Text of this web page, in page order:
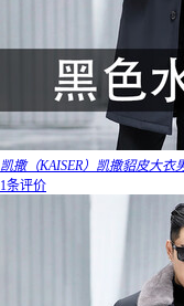
凯撒（KAISER）凯撒貂皮大
1条评价